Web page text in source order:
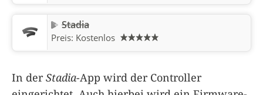
Stadia
Preis: Kostenlos
In derStadia-App wird der Controller